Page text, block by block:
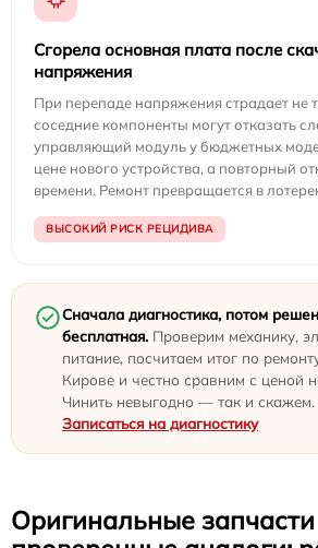
Сгорела основная плата после
напряжения
При перепаде напряжения страдает не
соседние компоненты могут отказать
управляющий модуль у бюджетных
цене нового устройства, а повторный
времени. Ремонт превращается в
ВЫСОКИЙ РИСК РЕЦИДИВА
Сначала диагностика, потом
бесплатная. Проверим механику,
питание, посчитаем итог по
Кирове и честно сравним с ценой
Чинить невыгодно — так и скажем.
Записаться на диагностику
Оригинальные